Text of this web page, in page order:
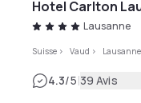
Hotel Carlton
Lausanne
Suisse > Vaud > Lausanne
4.3/5|39 Avis